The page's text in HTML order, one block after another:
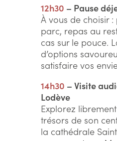
12h30 – Pause
À vous de choisir
parc, repas au
cas sur le pouce.
d’options
satisfaire vos
14h30 – Visite
Lodève
Explorez
trésors de son
la cathédrale